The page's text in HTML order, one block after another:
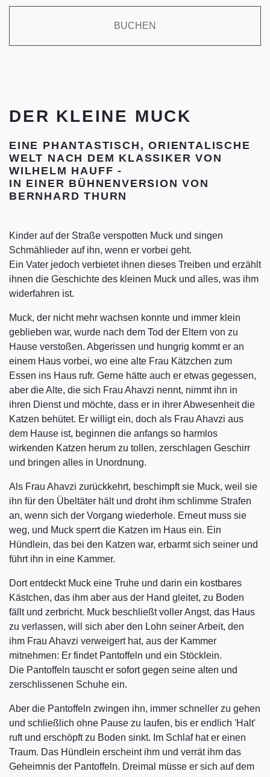
BUCHEN
DER KLEINE MUCK
EINE PHANTASTISCH, ORIENTALISCHE
WELT NACH DEM KLASSIKER VON
WILHELM HAUFF -
IN EINER BÜHNENVERSION VON
BERNHARD THURN
Kinder auf der Straße verspotten Muck und singen
Schmählieder auf ihn, wenn er vorbei geht.
Ein Vater jedoch verbietet ihnen dieses Treiben und erzählt
ihnen die Geschichte des kleinen Muck und alles, was ihm
widerfahren ist.
Muck, der nicht mehr wachsen konnte und immer klein
geblieben war, wurde nach dem Tod der Eltern von zu
Hause verstoßen. Abgerissen und hungrig kommt er an
einem Haus vorbei, wo eine alte Frau Kätzchen zum
Essen ins Haus rufr. Gerne hätte auch er etwas gegessen,
aber die Alte, die sich Frau Ahavzi nennt, nimmt ihn in
ihren Dienst und möchte, dass er in ihrer Abwesenheit die
Katzen behütet. Er willigt ein, doch als Frau Ahavzi aus
dem Hause ist, beginnen die anfangs so harmlos
wirkenden Katzen herum zu tollen, zerschlagen Geschirr
und bringen alles in Unordnung.
Als Frau Ahavzi zurückkehrt, beschimpft sie Muck, weil sie
ihn für den Übeltäter hält und droht ihm schlimme Strafen
an, wenn sich der Vorgang wiederhole. Erneut muss sie
weg, und Muck sperrt die Katzen im Haus ein. Ein
Hündlein, das bei den Katzen war, erbarmt sich seiner und
führt ihn in eine Kammer.
Dort entdeckt Muck eine Truhe und darin ein kostbares
Kästchen, das ihm aber aus der Hand gleitet, zu Boden
fällt und zerbricht. Muck beschließt voller Angst, das Haus
zu verlassen, will sich aber den Lohn seiner Arbeit, den
ihm Frau Ahavzi verweigert hat, aus der Kammer
mitnehmen: Er findet Pantoffeln und ein Stöcklein.
Die Pantoffeln tauscht er sofort gegen seine alten und
zerschlissenen Schuhe ein.
Aber die Pantoffeln zwingen ihn, immer schneller zu gehen
und schließlich ohne Pause zu laufen, bis er endlich 'Halt'
ruft und erschöpft zu Boden sinkt. Im Schlaf hat er einen
Traum. Das Hündlein erscheint ihm und verrät ihm das
Geheimnis der Pantoffeln. Dreimal müsse er sich auf dem